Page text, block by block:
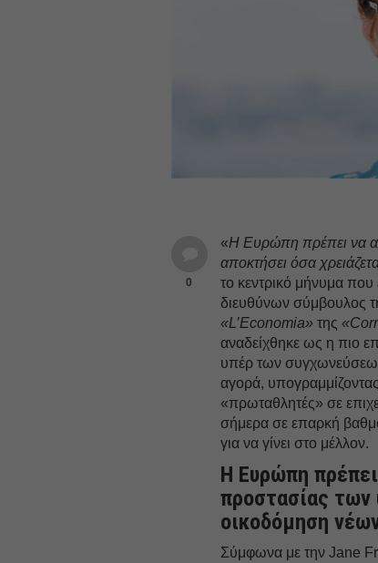
0
«Η Ευρώπη πρέπει να
αποκτήσει όσα
το κεντρικό μήνυμα που
διευθύνων σύμβουλος
«L’Economia» της
αναδείχθηκε ως η πιο
υπέρ των
αγορά,
«πρωταθλητές» σε
σήμερα σε επαρκή
για να γίνει στο μέλλον.
Η Ευρώπη
προστασίας
οικοδόμηση
Σύμφωνα με την Jane